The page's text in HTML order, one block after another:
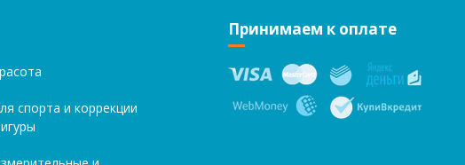
спорта и коррекции
Принимаем к оплате